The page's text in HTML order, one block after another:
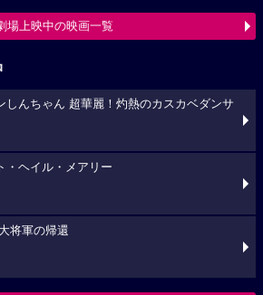
場上映中の映画一覧
しんちゃん 超華麗！灼熱のカスカベダンサ
・ヘイル・メアリー
将軍の帰還